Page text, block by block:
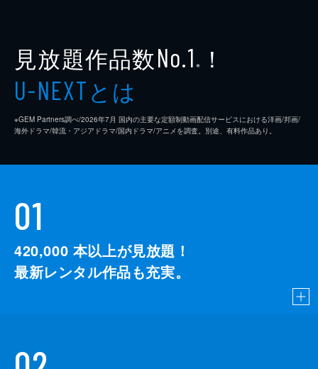
見放題作品数No.1 ※ ！
U-NEXTとは
※GEM Partners調べ/2026年7⽉ 国内の主要な定額制動画配信サービスにおける洋画/邦画/
海外ドラマ/韓流・アジアドラマ/国内ドラマ/アニメを調査。別途、有料作品あり。
01
420,000 本以上が見放題！
最新レンタル作品も充実。